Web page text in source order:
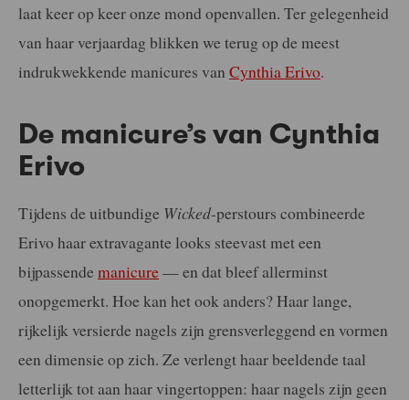
laat keer op keer onze mond openvallen. Ter gelegenheid
van haar verjaardag blikken we terug op de meest
indrukwekkende manicures van Cynthia Erivo.
De manicure’s van Cynthia
Erivo
Tijdens de uitbundige Wicked-perstours combineerde
Erivo haar extravagante looks steevast met een
bijpassende manicure— en dat bleef allerminst
onopgemerkt. Hoe kan het ook anders? Haar lange,
rijkelijk versierde nagels zijn grensverleggend en vormen
een dimensie op zich. Ze verlengt haar beeldende taal
letterlijk tot aan haar vingertoppen: haar nagels zijn geen